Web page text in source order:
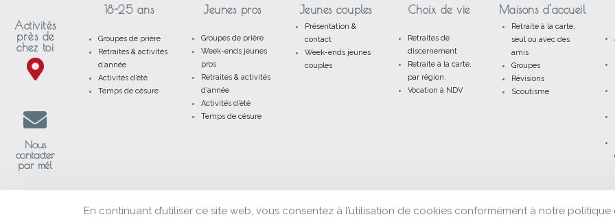
Activités
près de
chez toi
Nous
contacter
par mél
18-25 ans
Groupes de prière
Retraites & activités
d’année
Activités d’été
Temps de césure
Jeunes pros
Groupes de prière
Week-ends jeunes
pros
Retraites & activités
d’année
Activités d’été
Temps de césure
Jeunes couples
Présentation &
contact
Week-ends jeunes
couples
Choix de vie
Retraites de
discernement
Retraite à la carte,
par région,
Vocation à NDV
Maisons d'accueil
Retraite à la carte,
seul ou avec des
amis
Groupes
Révisions
Scoutisme
En continuant d’utiliser ce site web, vous consentez à l’utilisation de cookies conformément à notre